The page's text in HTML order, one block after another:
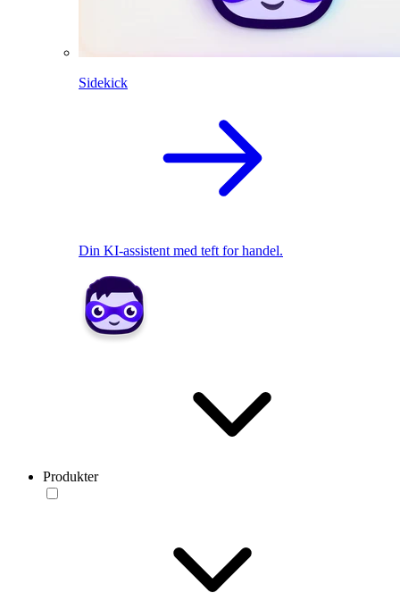
Sidekick
Din KI-assistent med teft for handel.
Produkter